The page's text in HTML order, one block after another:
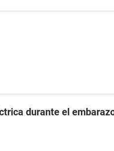
durante el